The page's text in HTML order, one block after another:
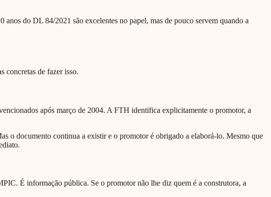
anos do DL 84/2021 são excelentes no papel, mas de pouco servem quando a
concretas de fazer isso.
após março de 2004. A FTH identifica explicitamente o promotor, a
o documento continua a existir e o promotor é obrigado a elaborá-lo. Mesmo que
É informação pública. Se o promotor não lhe diz quem é a construtora, a